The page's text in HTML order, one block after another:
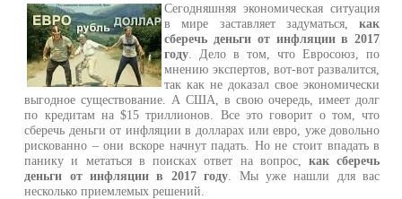
Сегодняшняя экономическая ситуация
в мире заставляет задуматься,как
сберечь деньги от инфляции в 2017
году . Дело в том, что Евросоюз, по
мнению экспертов, вот-вот развалится,
так как не доказал свое экономически
выгодное существование. А США, в свою очередь, имеет долг
по кредитам на $15 триллионов. Все это говорит о том, что
сберечь деньги от инфляции в долларах или евро, уже довольно
рискованно – они вскоре начнут падать. Но не стоит впадать в
панику и метаться в поисках ответ на вопрос, как сберечь
деньги от инфляции в 2017 году . Мы уже нашли для вас
несколько приемлемых решений.